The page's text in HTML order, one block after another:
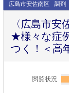
広島市安佐南区 調剤
〈広島市
★様々な症
つく！＜高
閲覧状況